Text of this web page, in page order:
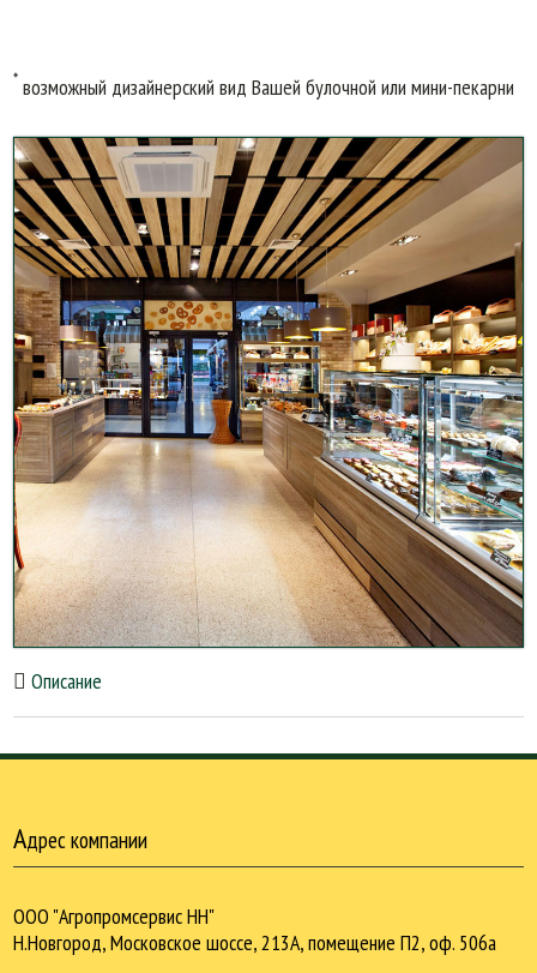
* возможный дизайнерский вид Вашей булочной или мини-пекарни
Описание
Адрес компании
ООО "Агропромсервис НН"
Н.Новгород, Московское шоссе, 213А, помещение П2, оф. 506а